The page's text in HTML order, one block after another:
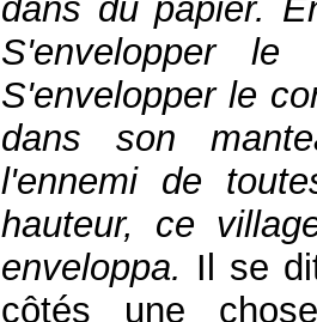
dans du papier.
S'envelopper
S'envelopper le
dans son
l'ennemi de
hauteur, ce
enveloppa. Il se
côtés une